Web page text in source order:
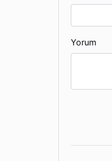
Yorum